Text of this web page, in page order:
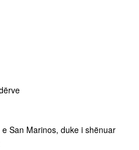
San Marinos, duke i shënuar